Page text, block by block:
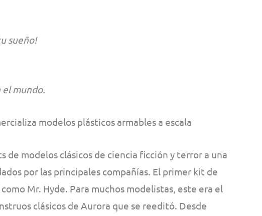
sueño!
el mundo.
modelos plásticos armables a escala
modelos clásicos de ciencia ficción y terror a una
por las principales compañías. El primer kit de
Mr. Hyde. Para muchos modelistas, este era el
clásicos de Aurora que se reeditó. Desde